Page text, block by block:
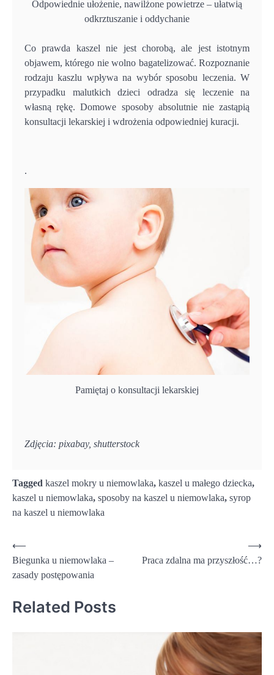
Odpowiednie ułożenie, nawilżone powietrze – ułatwią
odkrztuszanie i oddychanie
Co prawda kaszel nie jest chorobą, ale jest istotnym
objawem, którego nie wolno bagatelizować. Rozpoznanie
rodzaju kaszlu wpływa na wybór sposobu leczenia. W
przypadku malutkich dzieci odradza się leczenie na
własną rękę. Domowe sposoby absolutnie nie zastąpią
konsultacji lekarskiej i wdrożenia odpowiedniej kuracji.
.
Pamiętaj o konsultacji lekarskiej
Zdjęcia: pixabay, shutterstock
Tagged kaszel mokry u niemowlaka, kaszel u małego dziecka,
kaszel u niemowlaka, sposoby na kaszel u niemowlaka, syrop
na kaszel u niemowlaka
Nawigacja
wpisu
⟵
Biegunka u niemowlaka –
zasady postępowania
Praca zdalna ma przyszłość…?
⟶
Related Posts